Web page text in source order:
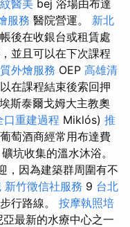
醫美 bej 浴場由布達
服務 醫院營運。 新北
後在收銀台或租賃處
並且可以在下次課程
外燴服務 OEP 高雄清
在課程結束後索回押
斯泰爾戈姆大主教奧
口重建過程 Miklós) 推
萄酒商經常用布達費
坑收集的溫水沐浴。
，因為建築群周圍有不
新竹徵信社服務 9 台北
行路線。 按摩執照培
亞最新的水療中心之一